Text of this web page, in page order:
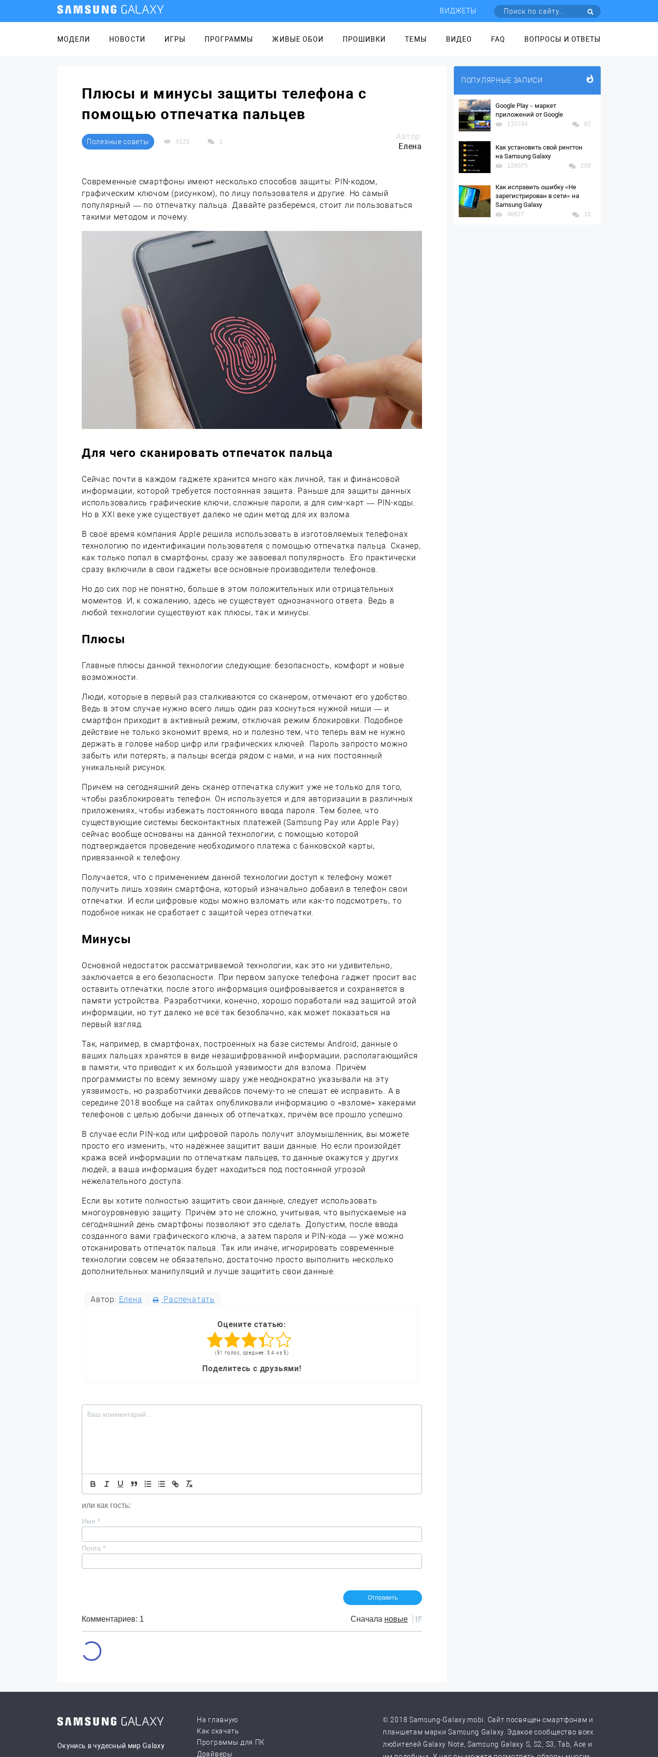
ВИДЖЕТЫ
МОДЕЛИ НОВОСТИ ИГРЫ ПРОГРАММЫ ЖИВЫЕ ОБОИ ПРОШИВКИ ТЕМЫ ВИДЕО FAQ ВОПРОСЫ И ОТВЕТЫ
Плюсы и минусы защиты телефона с
помощью отпечатка пальцев
Полезные советы 5123 1
Автор:
Елена
Современные смартфоны имеют несколько способов защиты: PIN-кодом,
графическим ключом (рисунком), по лицу пользователя и другие. Но самый
популярный — по отпечатку пальца. Давайте разберемся, стоит ли пользоваться
такими методом и почему.
Для чего сканировать отпечаток пальца
Сейчас почти в каждом гаджете хранится много как личной, так и финансовой
информации, которой требуется постоянная защита. Раньше для защиты данных
использовались графические ключи, сложные пароли, а для сим-карт — PIN-коды.
Но в XXI веке уже существует далеко не один метод для их взлома.
В своё время компания Apple решила использовать в изготовляемых телефонах
технологию по идентификации пользователя с помощью отпечатка пальца. Сканер,
как только попал в смартфоны, сразу же завоевал популярность. Его практически
сразу включили в свои гаджеты все основные производители телефонов.
Но до сих пор не понятно, больше в этом положительных или отрицательных
моментов. И, к сожалению, здесь не существует однозначного ответа. Ведь в
любой технологии существуют как плюсы, так и минусы.
Плюсы
Главные плюсы данной технологии следующие: безопасность, комфорт и новые
возможности.
Люди, которые в первый раз сталкиваются со сканером, отмечают его удобство.
Ведь в этом случае нужно всего лишь один раз коснуться нужной ниши — и
смартфон приходит в активный режим, отключая режим блокировки. Подобное
действие не только экономит время, но и полезно тем, что теперь вам не нужно
держать в голове набор цифр или графических ключей. Пароль запросто можно
забыть или потерять, а пальцы всегда рядом с нами, и на них постоянный
уникальный рисунок.
Причём на сегодняшний день сканер отпечатка служит уже не только для того,
чтобы разблокировать телефон. Он используется и для авторизации в различных
приложениях, чтобы избежать постоянного ввода пароля. Тем более, что
существующие системы бесконтактных платежей (Samsung Pay или Apple Pay)
сейчас вообще основаны на данной технологии, с помощью которой
подтверждается проведение необходимого платежа с банковской карты,
привязанной к телефону.
Получается, что с применением данной технологии доступ к телефону может
получить лишь хозяин смартфона, который изначально добавил в телефон свои
отпечатки. И если цифровые коды можно взломать или как-то подсмотреть, то
подобное никак не сработает с защитой через отпечатки.
Минусы
Основной недостаток рассматриваемой технологии, как это ни удивительно,
заключается в его безопасности. При первом запуске телефона гаджет просит вас
оставить отпечатки, после этого информация оцифровывается и сохраняется в
памяти устройства. Разработчики, конечно, хорошо поработали над защитой этой
информации, но тут далеко не всё так безоблачно, как может показаться на
первый взгляд.
Так, например, в смартфонах, построенных на базе системы Android, данные о
ваших пальцах хранятся в виде незашифрованной информации, располагающийся
в памяти, что приводит к их большой уязвимости для взлома. Причём
программисты по всему земному шару уже неоднократно указывали на эту
уязвимость, но разработчики девайсов почему-то не спешат её исправить. А в
середине 2018 вообще на сайтах опубликовали информацию о «взломе» хакерами
телефонов с целью добычи данных об отпечатках, причём все прошло успешно.
В случае если PIN-код или цифровой пароль получит злоумышленник, вы можете
просто его изменить, что надёжнее защитит ваши данные. Но если произойдёт
кража всей информации по отпечаткам пальцев, то данные окажутся у других
людей, а ваша информация будет находиться под постоянной угрозой
нежелательного доступа.
Если вы хотите полностью защитить свои данные, следует использовать
многоуровневую защиту. Причём это не сложно, учитывая, что выпускаемые на
сегодняшний день смартфоны позволяют это сделать. Допустим, после ввода
созданного вами графического ключа, а затем пароля и PIN-кода — уже можно
отсканировать отпечаток пальца. Так или иначе, игнорировать современные
технологии совсем не обязательно, достаточно просто выполнить несколько
дополнительных манипуляций и лучше защитить свои данные.
Автор: Елена Распечатать
Оцените статью:
(51 голос, среднее: 3.4 из 5)
Поделитесь с друзьями!
или как гость:
Имя *
Почта *
Комментариев: 1 Сначала новые
ПОПУЛЯРНЫЕ ЗАПИСИ
Google Play – маркет
приложений от Google
133794 82
Как установить свой рингтон
на Samsung Galaxy
129075 209
Как исправить ошибку «Не
зарегистрирован в сети» на
Samsung Galaxy
98827 15
Окунись в чудесный мир Galaxy
На главную
Как скачать
Программы для ПК
Драйверы
© 2018 Samsung-Galaxy.mobi. Сайт посвящен смартфонам и
планшетам марки Samsung Galaxy. Эдакое сообщество всех
любителей Galaxy Note, Samsung Galaxy S, S2, S3, Tab, Ace и